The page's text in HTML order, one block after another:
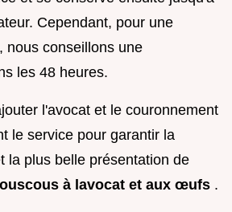
Cependant, pour une
nous conseillons une
les 48 heures.
l'avocat et le couronnement
le service pour garantir la
la plus belle présentation de
à lavocat et aux œufs .